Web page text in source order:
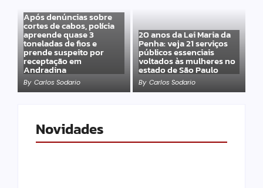
Após denúncias sobre
cortes de cabos, polícia
apreende quase 3
toneladas de fios e
prende suspeito por
receptação em
Andradina
By Carlos Sodario
20 anos da Lei Maria da
Penha: veja 21 serviços
públicos essenciais
voltados às mulheres no
estado de São Paulo
By Carlos Sodario
Novidades